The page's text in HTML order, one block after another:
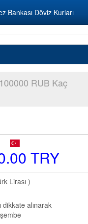
Bankası Döviz Kurları
100000 RUB Kaç
TRY
Lirası )
alınarak